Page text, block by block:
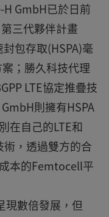
GmbH已於日前
三代夥伴計畫
包存取(HSPA)毫
；勝久科技代理
LTE協定推疊技
則擁有HSPA
在自己的LTE和
術，透過雙方的合
本的Femtocell平
現數倍發展，但